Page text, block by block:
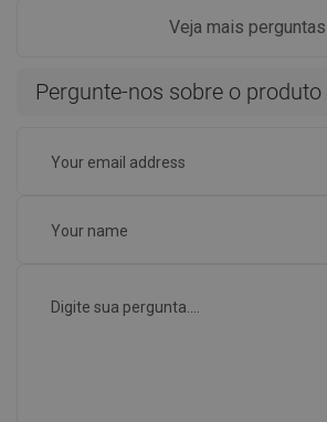
Veja mais perguntas
Pergunte-nos sobre o produto